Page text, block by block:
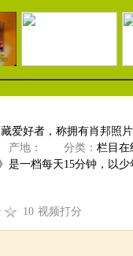
爱好者，称拥有肖邦照
地： 分类： 栏目在
是一档每天15分钟，以
10 视频打分